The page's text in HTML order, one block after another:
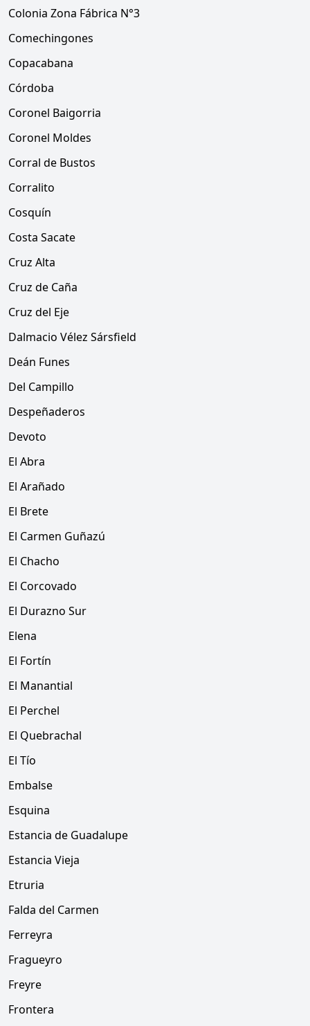
Colonia Zona Fábrica N°3
Comechingones
Copacabana
Córdoba
Coronel Baigorria
Coronel Moldes
Corral de Bustos
Corralito
Cosquín
Costa Sacate
Cruz Alta
Cruz de Caña
Cruz del Eje
Dalmacio Vélez Sársfield
Deán Funes
Del Campillo
Despeñaderos
Devoto
El Abra
El Arañado
El Brete
El Carmen Guñazú
El Chacho
El Corcovado
El Durazno Sur
Elena
El Fortín
El Manantial
El Perchel
El Quebrachal
El Tío
Embalse
Esquina
Estancia de Guadalupe
Estancia Vieja
Etruria
Falda del Carmen
Ferreyra
Fragueyro
Freyre
Frontera